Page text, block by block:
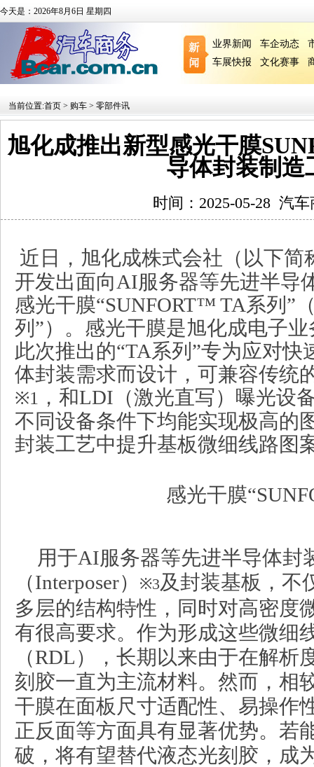
今天是：2026年8月6日 星期四
业界新闻 车企动态
车展快报
文化赛事
当前位置:首页 > 购车 > 零部件讯
旭化成推出新型感光干膜
导体封装制造
时间：2025-05-28 汽车
近日，旭化成株式会社（以下简
开发出面向AI服务器等先进半导
感光干膜“SUNFORT™ TA系列”
列”）。感光干膜是旭化成电子
此次推出的“TA系列”专为应对快
体封装需求而设计，可兼容传统
※1 ，和LDI（激光直写）曝光设
不同设备条件下均能实现极高的
封装工艺中提升基板微细线路图
感光干膜
用于AI服务器等先进半导体封
（Interposer）
※3及封装基板，不
多层的结构特性，同时对高密度
有很高要求。作为形成这些微细
（RDL），长期以来由于在解析
刻胶一直为主流材料。然而，相
干膜在面板尺寸适配性、易操作
正反面等方面具有显著优势。若
破，将有望替代液态光刻胶，成